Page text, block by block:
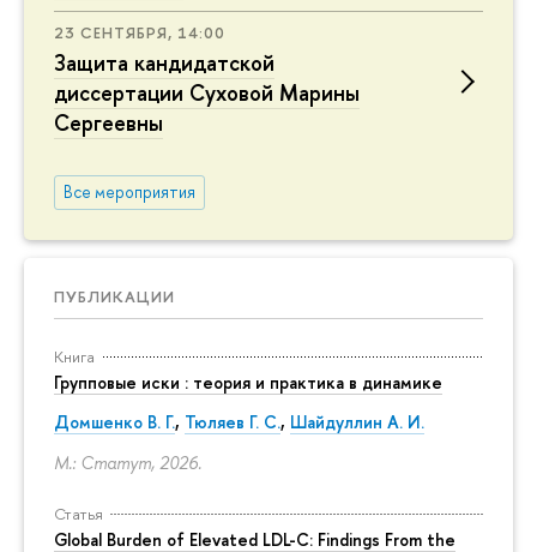
23 СЕНТЯБРЯ, 14:00
Защита кандидатской
диссертации Суховой Марины
Сергеевны
Все мероприятия
ПУБЛИКАЦИИ
Книга
Групповые иски : теория и практика в динамике
Домшенко В. Г., Тюляев Г. С., Шайдуллин А. И.
М.: Статут, 2026.
Статья
Global Burden of Elevated LDL-C: Findings From the